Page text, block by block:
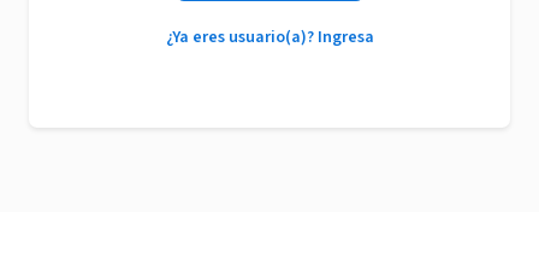
¿Ya eres usuario(a)? Ingresa